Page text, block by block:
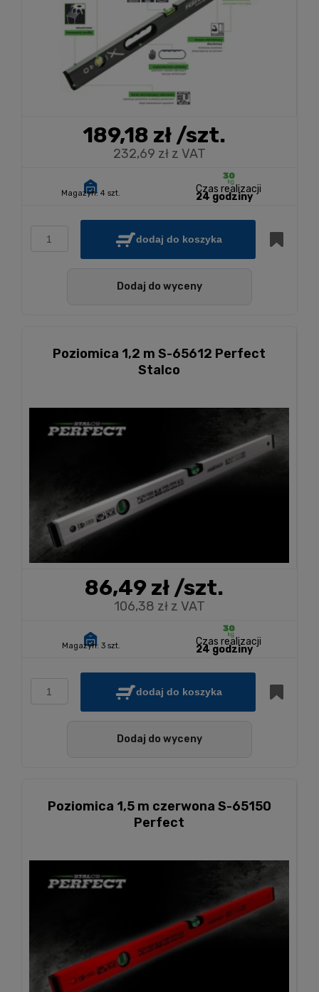
189,18 zł/szt.
232,69 zł z VAT
Magazyn: 4 szt. Czas realizacji
24 godziny
dodaj do koszyka
Dodaj do wyceny
Poziomica 1,2 m S-65612 Perfect
Stalco
86,49 zł/szt.
106,38 zł z VAT
Magazyn: 3 szt. Czas realizacji
24 godziny
dodaj do koszyka
Dodaj do wyceny
Poziomica 1,5 m czerwona S-65150
Perfect